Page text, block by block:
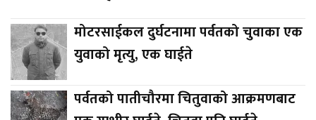
मोटरसाईकल दुर्घटनामा पर्वतको चुवाका एक
युवाको मृत्यु, एक घाईते
पर्वतको पातीचौरमा चितुवाको आक्रमणबाट